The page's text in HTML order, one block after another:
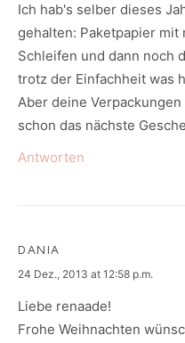
Ich hab's selber dieses
gehalten: Paketpapier
Schleifen und dann noch
trotz der Einfachheit was
Aber deine
schon das nächste
Antworten
DANIA
says:
24 Dez., 2013 at 12:58 p.m.
Liebe renaade!
Frohe Weihnachten